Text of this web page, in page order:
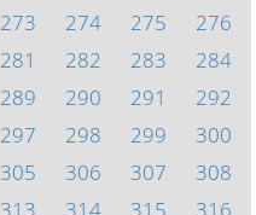
273 274 275
276
281 282 283
284
289 290 291
292
297 298 299
300
305 306 307
308